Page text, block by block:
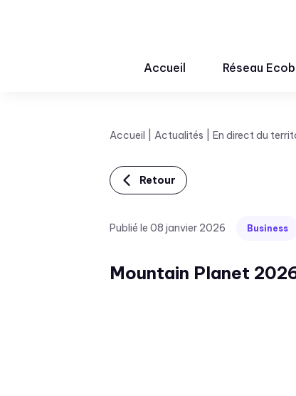
Accueil Réseau
Accueil Actualités En direct du
Retour
Publié le 08 janvier 2026 Business
Mountain Planet